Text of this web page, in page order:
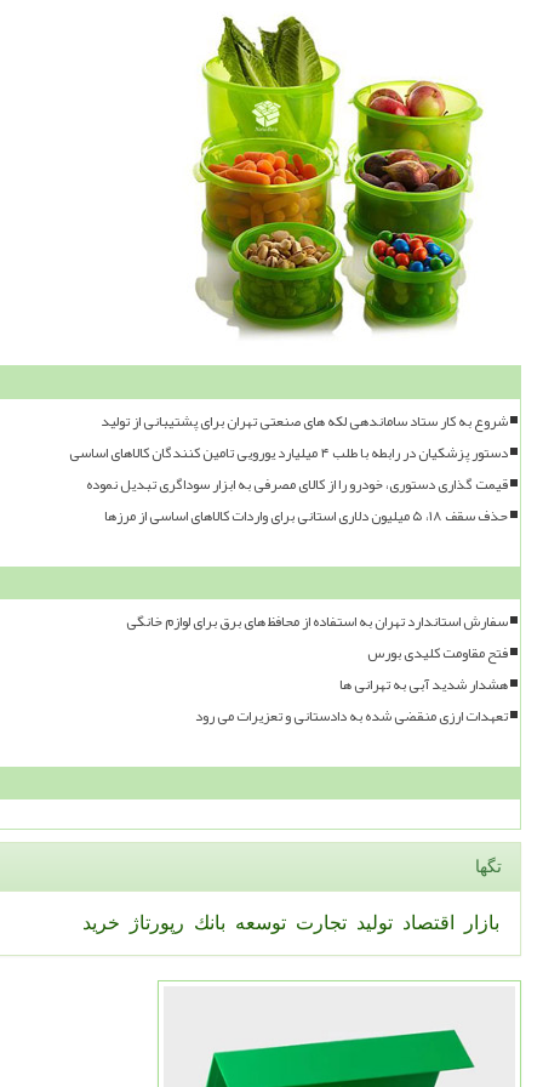
شروع به کار ستاد ساماندهی لکه های صنعتی تهران برای پشتیبانی از تولید
دستور پزشکیان در رابطه با طلب ۴ میلیارد یورویی تامین کنندگان کالاهای اساسی
قیمت گذاری دستوری، خودرو را از کالای مصرفی به ابزار سوداگری تبدیل نموده
حذف سقف ۱۸، ۵ میلیون دلاری استانی برای واردات کالاهای اساسی از مرزها
سفارش استاندارد تهران به استفاده از محافظ های برق برای لوازم خانگی
فتح مقاومت کلیدی بورس
هشدار شدید آبی به تهرانی ها
تعهدات ارزی منقضی شده به دادستانی و تعزیرات می رود
تگها
بازار اقتصاد تولید تجارت توسعه بانك رپورتاژ خرید